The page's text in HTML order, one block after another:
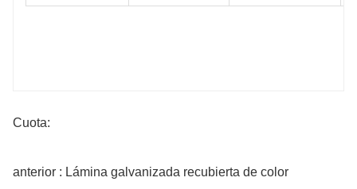
Cuota:
anterior : Lámina galvanizada recubierta de color